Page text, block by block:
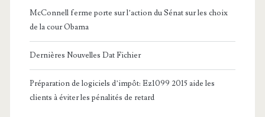
s
i
u
McConnell ferme porte sur l’action du Sénat sur les choix
de la cour Obama
Dernières Nouvelles Dat Fichier
Préparation de logiciels d’impôt: Ez1099 2015 aide les
clients à éviter les pénalités de retard